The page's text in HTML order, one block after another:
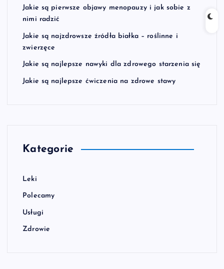
Jakie są pierwsze objawy menopauzy i jak sobie z
nimi radzić
Jakie są najzdrowsze źródła białka – roślinne i
zwierzęce
Jakie są najlepsze nawyki dla zdrowego starzenia się
Jakie są najlepsze ćwiczenia na zdrowe stawy
Kategorie
Leki
Polecamy
Usługi
Zdrowie